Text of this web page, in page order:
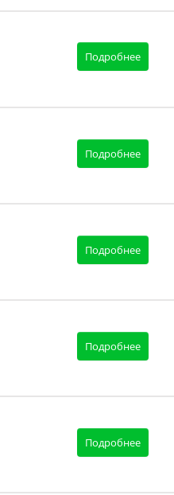
Подробнее
Подробнее
Подробнее
Подробнее
Подробнее